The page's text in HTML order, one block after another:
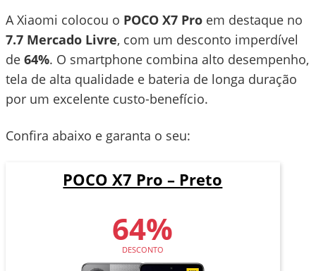
A Xiaomi colocou o POCO X7 Pro em destaque no
7.7 Mercado Livre, com um desconto imperdível
de 64%. O smartphone combina alto desempenho,
tela de alta qualidade e bateria de longa duração
por um excelente custo-benefício.
Confira abaixo e garanta o seu:
POCO X7 Pro – Preto
64%
DESCONTO